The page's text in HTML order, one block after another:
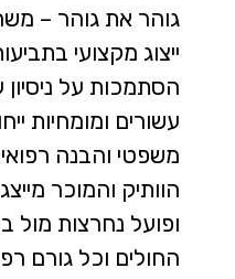
גוהר את גוהר –
ייצוג מקצועי
עשורים ומומחיות
משפטי והבנה
הוותיק והמוכר
ופועל נחרצות מול
החולים וכל גורם